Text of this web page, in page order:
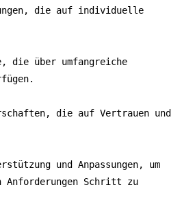
die auf individuelle
die über umfangreiche
die auf Vertrauen und
und Anpassungen, um
Anforderungen Schritt zu